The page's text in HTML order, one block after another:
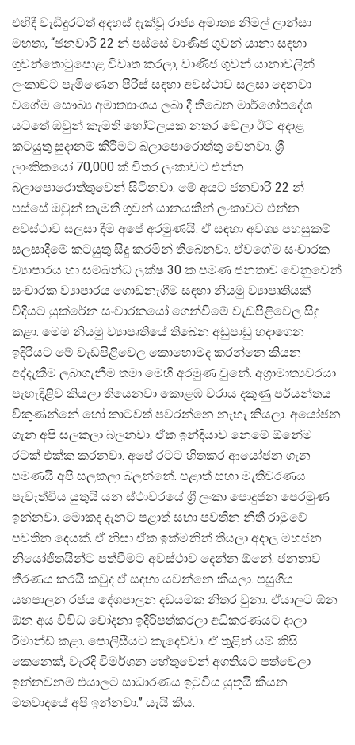
එහිදී වැඩිදුරටත් අදහස් දැක්වූ රාජ්‍ය අමාත්‍ය නිමල් ලාන්සා
මහතා, “ජනවාරි 22 න් පස්සේ වාණිජ ගුවන් යානා සඳහා
ගුවන්තොටුපොළ විවෘත කරලා, වාණිජ ගුවන් යානාවලින්
ලංකාවට පැමිණෙන පිරිස් සඳහා අවස්ථාව සලසා දෙනවා
වගේම සෞඛ්‍ය අමාත්‍යාංශය ලබා දී තිබෙන මාර්ගෝපදේශ
යටතේ ඔවුන් කැමති හෝටලයක නතර වෙලා ඊට අදාළ
කටයුතු සුදානම් කිරීමට බලාපොරොත්තු වෙනවා. ශ්‍රී
ලාංකිකයෝ 70,000 ක් විතර ලංකාවට එන්න
බලාපොරොත්තුවෙන් සිටිනවා. මේ අයට ජනවාරි 22 න්
පස්සේ ඔවුන් කැමති ගුවන් යානයකින් ලංකාවට එන්න
අවස්ථාව සලසා දීම අපේ අරමුණයි. ඒ සඳහා අවශ්‍ය පහසුකම්
සලසාදීමේ කටයුතු සිදු කරමින් තිබෙනවා. ඒවගේම සංචාරක
ව්‍යාපාරය හා සම්බන්ධ ලක්ෂ 30 ක පමණ ජනතාව වෙනුවෙන්
සංචාරක ව්‍යාපාරය ගොඩනැගීම සඳහා නියමු ව්‍යාපෘතියක්
විදියට යුක්රේන සංචාරකයෝ ගෙන්වීමේ වැඩපිළිවෙල සිදු
කළා. මෙම නියමු ව්‍යාපෘතියේ තිබෙන අඩුපාඩු හදාගෙන
ඉදිරියට මේ වැඩපිළිවෙල කොහොමද කරන්නෙ කියන
අද්දැකීම ලබාගැනීම තමා මෙහි අරමුණ වුනේ. අග්‍රාමාත්‍යවරයා
පැහැදිළිව කියලා තියෙනවා කොළඹ වරාය දකුණු පර්යන්තය
විකුණන්නේ හෝ කාටවත් පවරන්නෙ නැහැ කියලා. අයෝජන
ගැන අපි සලකලා බලනවා. ඒක ඉන්දියාව නෙමේ ඕනේම
රටක් එක්ක කරනවා. අපේ රටට හිතකර ආයෝජන ගැන
පමණයි අපි සලකලා බලන්නේ. පළාත් සභා මැතිවරණය
පැවැත්විය යුතුයි යන ස්ථාවරයේ ශ්‍රී ලංකා පොදුජන පෙරමුණ
ඉන්නවා. මොකද දැනට පළාත් සභා පවතින නිතී රාමුවේ
පවතින දෙයක්. ඒ නිසා ඒක ඉක්මනින් තියලා අදාල මහජන
නියෝජිතයින්ට පත්වීමට අවස්ථාව දෙන්න ඕනේ. ජනතාව
තීරණය කරයි කවුද ඒ සඳහා යවන්නෙ කියලා. පසුගිය
යහපාලන රජය දේශපාලන දඩයමක නිතර වුනා. ඒයාලට ඕන
ඕන අය විවිධ චෝදනා ඉදිරිපත්කරලා අධිකරණයට දාලා
රිමාන්ඩ් කළා. පොලිසීයට කැදෙව්වා. ඒ තුළින් යම් කිසි
කෙනෙක්, වැරදි විමර්ශන හේතුවෙන් අගතියට පත්වෙලා
ඉන්නවනම් එයාලට සාධාරණය ඉටුවිය යුතුයි කියන
මතවාදයේ අපි ඉන්නවා.” යැයි කීය.